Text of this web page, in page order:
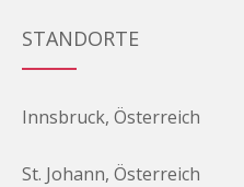
STANDORTE
Innsbruck, Österreich
St. Johann, Österreich